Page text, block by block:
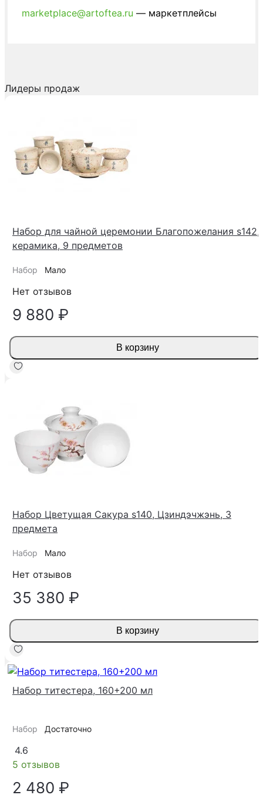
marketplace@artoftea.ru — маркетплейсы
Лидеры продаж
Набор для чайной церемонии Благопожелания s142,
керамика, 9 предметов
Набор Мало
Нет отзывов
9 880 ₽
В корзину
Набор Цветущая Сакура s140, Цзиндэчжэнь, 3
предмета
Набор Мало
Нет отзывов
35 380 ₽
В корзину
Набор титестера, 160+200 мл
Набор Достаточно
4.6
5 отзывов
2 480 ₽